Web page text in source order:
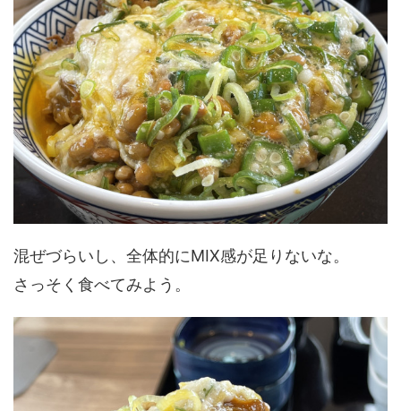
混ぜづらいし、全体的にMIX感が足りないな。
さっそく食べてみよう。